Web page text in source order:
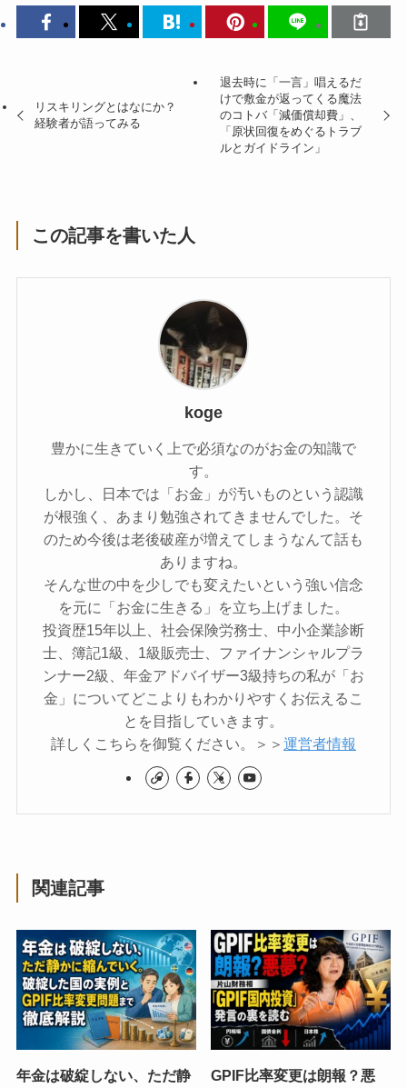
リスキリングとはなにか？
経験者が語ってみる
退去時に「一言」唱えるだ
けで敷金が返ってくる魔法
のコトバ「減価償却費」、
「原状回復をめぐるトラブ
ルとガイドライン」
この記事を書いた人
koge
豊かに生きていく上で必須なのがお金の知識で
す。
しかし、日本では「お金」が汚いものという認識
が根強く、あまり勉強されてきませんでした。そ
のため今後は老後破産が増えてしまうなんて話も
ありますね。
そんな世の中を少しでも変えたいという強い信念
を元に「お金に生きる」を立ち上げました。
投資歴15年以上、社会保険労務士、中小企業診断
士、簿記1級、1級販売士、ファイナンシャルプラ
ンナー2級、年金アドバイザー3級持ちの私が「お
金」についてどこよりもわかりやすくお伝えるこ
とを目指していきます。
詳しくこちらを御覧ください。＞＞ 運営者情報
関連記事
年金は破綻しない、ただ静
GPIF比率変更は朗報？悪